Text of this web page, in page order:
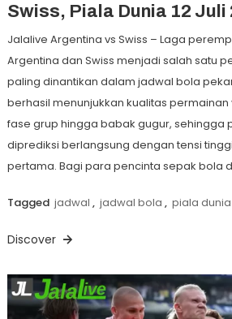
Swiss, Piala Dunia 12 Juli
Jalalive Argentina vs Swiss – Laga
Argentina dan Swiss menjadi salah satu
paling dinantikan dalam jadwal bola
berhasil menunjukkan kualitas permainan
fase grup hingga babak gugur, sehingga
diprediksi berlangsung dengan tensi
pertama. Bagi para pencinta sepak bola
Tagged jadwal , jadwal bola , piala dunia
Discover